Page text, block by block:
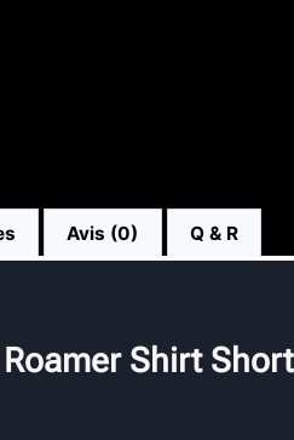
Avis (0) Q & R
Shirt